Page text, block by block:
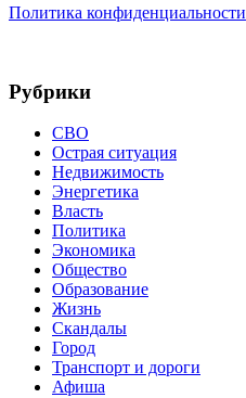
Политика конфиденциальности
Рубрики
СВО
Острая ситуация
Недвижимость
Энергетика
Власть
Политика
Экономика
Общество
Образование
Жизнь
Скандалы
Город
Транспорт и дороги
Афиша